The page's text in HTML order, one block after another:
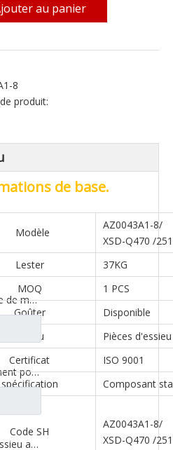
Assemblée arrière de vitesse de moitié d'arbre pour les pièces de rechange CE0400A0-5 de camion de Ford
Engrenage droit d'entraînement pour pièces de camion Fuwa CD0406M0-2
Demi engrenage d'arbre d'essieu arrière pour pièces de rechange de camion Ford CE0402M0-9
au panier
8
produit:
de base.
Modèle
AZ0043A1-8/
XSD-Q470 /
Lester
37KG
MOQ
1 PCS
Goûter
Disponible
Essieu
Pièces
Certificat
ISO 9001
spécification
Composant
Code SH
AZ0043A1-8/
XSD-Q470 /